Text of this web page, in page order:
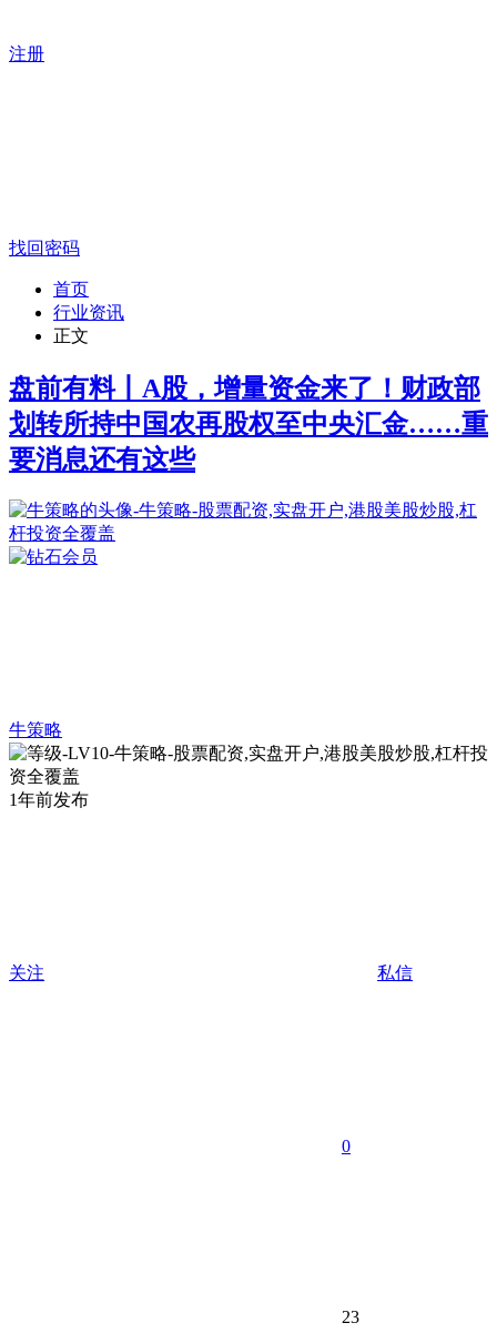
注册
找回密码
首页
行业资讯
正文
盘前有料丨A股，增量资金来了！财政部
划转所持中国农再股权至中央汇金……重
要消息还有这些
牛策略
1年前发布
关注 私信
0
23